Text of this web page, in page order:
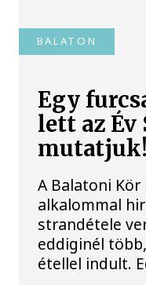
BALATON
Egy
lett az Év
mutatjuk!
A Balatoni
alkalommal
strandétele
eddiginél
étellel indult.